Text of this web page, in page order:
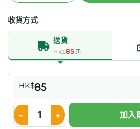
收貨方式
送貨
HK$85起
HK$85
Medicom SafeGauze 消毒無紡紗布加入